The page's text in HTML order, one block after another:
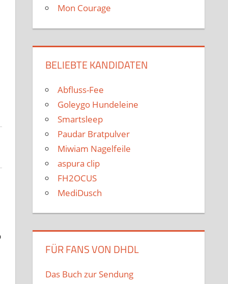
Mon Courage
BELIEBTE KANDIDATEN
Abfluss-Fee
Goleygo Hundeleine
Smartsleep
Paudar Bratpulver
Miwiam Nagelfeile
aspura clip
FH2OCUS
MediDusch
FÜR FANS VON DHDL
Das Buch zur Sendung